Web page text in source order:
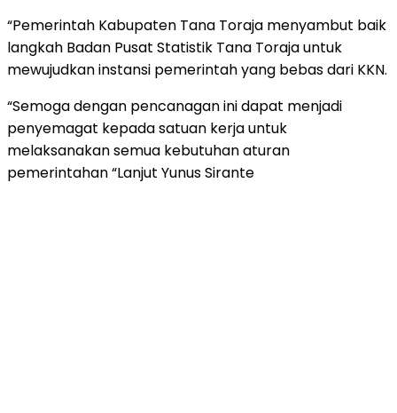
“Pemerintah Kabupaten Tana Toraja menyambut baik
langkah Badan Pusat Statistik Tana Toraja untuk
mewujudkan instansi pemerintah yang bebas dari KKN.
“Semoga dengan pencanagan ini dapat menjadi
penyemagat kepada satuan kerja untuk
melaksanakan semua kebutuhan aturan
pemerintahan “Lanjut Yunus Sirante